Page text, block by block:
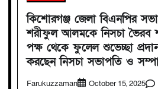
কিশোরগঞ্জ জেলা বিএনপির
শরীফুল আলমকে নিসচা ভৈরব
পক্ষ থেকে ফুলেল শুভেচ্ছা
করছেন নিসচা সভাপতি ও
Farukuzzaman October 15, 2025